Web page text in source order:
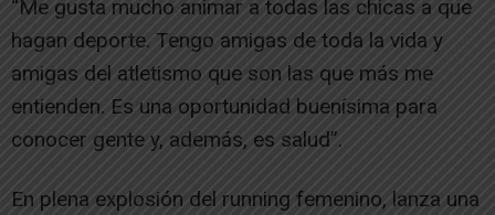
“Me gusta mucho animar a todas las chicas a que
hagan deporte. Tengo amigas de toda la vida y
amigas del atletismo que son las que más me
entienden. Es una oportunidad buenísima para
conocer gente y, además, es salud”.
En plena explosión del running femenino, lanza una